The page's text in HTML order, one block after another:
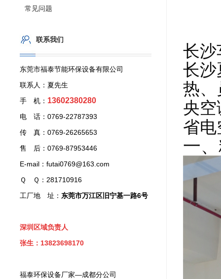
长
长沙
热、
央
省
一
常见问题
联系我们
东莞市福泰节能环保设备有限公司
联系人：夏先生
手 机： 13602380280
电 话：0769-22787393
传 真：0769-26265653
售 后：0769-87953446
E-mail：futai0769@163.com
Ｑ Ｑ：281710916
工厂地 址： 东莞市万江区旧宁基一路6号
深圳区域负责人
张生：13823698170
福泰环保设备厂家—成都分公司